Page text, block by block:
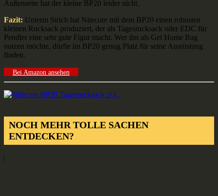
Außenseite hat der kleine BP20 leider nicht.
Fazit: Unterm Strich hat Nitecore mit dem BP20 einen robusten
kleinen Rucksack produziert, der als Tagesrucksack oder EDC für
Pendler eine sehr gute Figur macht. Wer ihn als Get Home Bag
nutzen möchte, dürfte im BP20 genug Platz für seine Ausrüstung
finden.
Bei Amazon ansehen
NOCH MEHR TOLLE SACHEN
ENTDECKEN?